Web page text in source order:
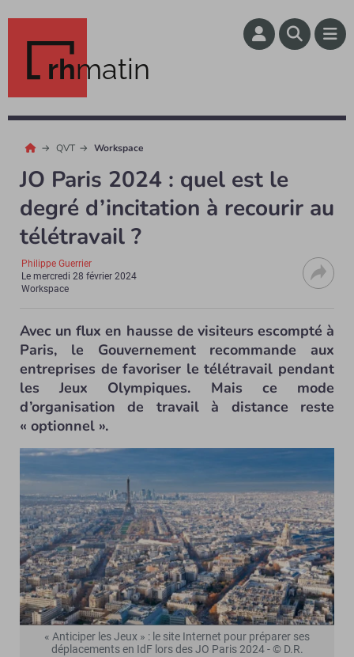
rhmatin
QVT Workspace
JO Paris 2024 : quel est le
degré d’incitation à recourir au
télétravail ?
Philippe Guerrier
Lemercredi 28 février 2024
Workspace
Avec un flux en hausse de visiteurs escompté à
Paris, le Gouvernement recommande aux
entreprises de favoriser le télétravail pendant
les Jeux Olympiques. Mais ce mode
d’organisation de travail à distance reste
« optionnel ».
« Anticiper les Jeux » : le site Internet pour préparer ses
déplacements en IdF lors des JO Paris 2024 - © D.R.